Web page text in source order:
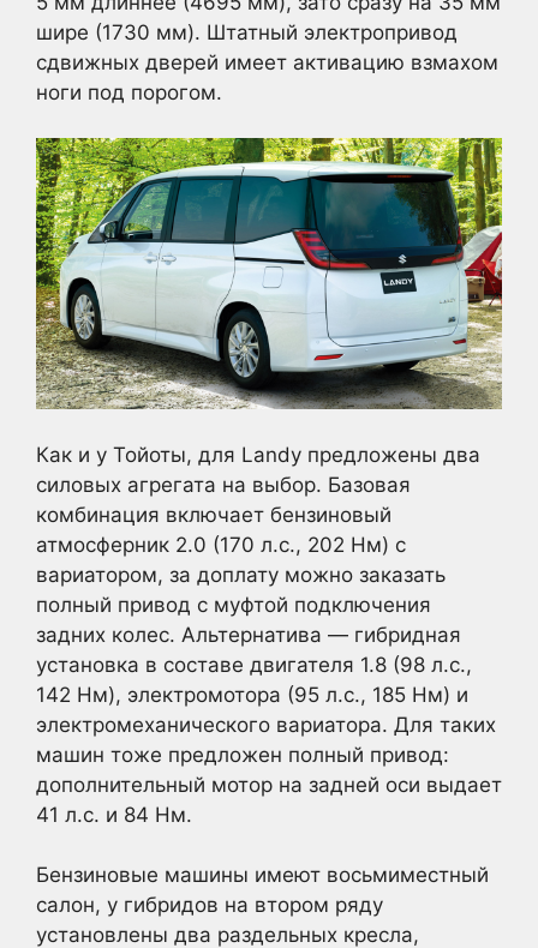
шире (1730 мм). Штатный электропривод
сдвижных дверей имеет активацию взмахом
ноги под порогом.
Как и у Тойоты, для Landy предложены два
силовых агрегата на выбор. Базовая
комбинация включает бензиновый
атмосферник 2.0 (170 л.с., 202 Нм) с
вариатором, за доплату можно заказать
полный привод с муфтой подключения
задних колес. Альтернатива — гибридная
установка в составе двигателя 1.8 (98 л.с.,
142 Нм), электромотора (95 л.с., 185 Нм) и
электромеханического вариатора. Для таких
машин тоже предложен полный привод:
дополнительный мотор на задней оси выдает
41 л.с. и 84 Нм.
Бензиновые машины имеют восьмиместный
салон, у гибридов на втором ряду
установлены два раздельных кресла,